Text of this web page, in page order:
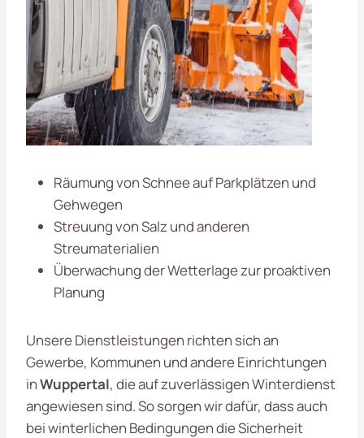
Räumung von Schnee auf Parkplätzen und
Gehwegen
Streuung von Salz und anderen
Streumaterialien
Überwachung der Wetterlage zur proaktiven
Planung
Unsere Dienstleistungen richten sich an
Gewerbe, Kommunen und andere Einrichtungen
inWuppertal, die auf zuverlässigen Winterdienst
angewiesen sind. So sorgen wir dafür, dass auch
bei winterlichen Bedingungen die Sicherheit